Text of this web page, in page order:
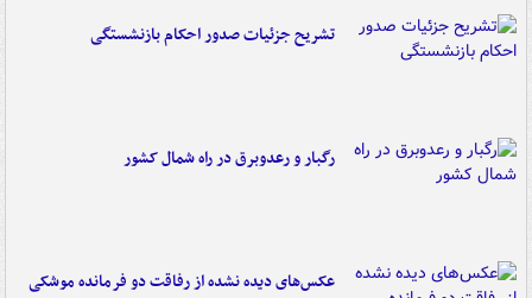
تشریح جزئیات صدور احکام بازنشستگی
رگبار و رعدوبرق در راه شمال کشور
عکس‌های دیده نشده از رفاقت دو فرمانده‌ موشکی